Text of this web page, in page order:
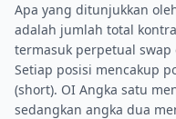
Apa yang ditunjukkan
adalah jumlah total
termasuk perpetual
Setiap posisi mencakup
(short). OI Angka satu
sedangkan angka dua